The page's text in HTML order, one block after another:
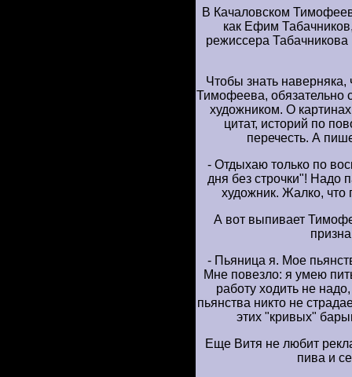
В Качаловском
как Ефим
режиссера Табачникова
Чтобы знать
Тимофеева, обязательно
художником. О
цитат, историй по
перечесть. А
- Отдыхаю только по
дня без строчки"! Надо
художник. Жалко, что
А вот выпивает
- Пьяница я. Мое
Мне повезло: я умею
работу ходить не
пьянства никто не
этих "кривых"
Еще Витя не любит
пива и